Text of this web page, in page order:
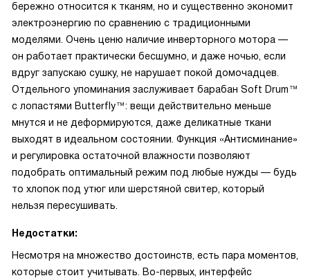
бережно относится к тканям, но и существенно экономит
электроэнергию по сравнению с традиционными
моделями. Очень ценю наличие инверторного мотора —
он работает практически бесшумно, и даже ночью, если
вдруг запускаю сушку, не нарушает покой домочадцев.
Отдельного упоминания заслуживает барабан Soft Drum™
с лопастями Butterfly™: вещи действительно меньше
мнутся и не деформируются, даже деликатные ткани
выходят в идеальном состоянии. Функция «Антисминание»
и регулировка остаточной влажности позволяют
подобрать оптимальный режим под любые нужды — будь
то хлопок под утюг или шерстяной свитер, который
нельзя пересушивать.
Недостатки:
Несмотря на множество достоинств, есть пара моментов,
которые стоит учитывать. Во-первых, интерфейс